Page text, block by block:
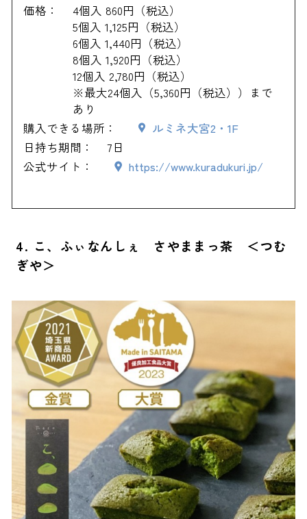
価格：
4個入 860円（税込）
5個入 1,125円（税込）
6個入 1,440円（税込）
8個入 1,920円（税込）
12個入 2,780円（税込）
※最大24個入（5,360円（税込））まで
あり
購入できる場所：
ルミネ大宮2・1F
日持ち期間：
7日
公式サイト：
https://www.kuradukuri.jp/
4. こ、ふぃなんしぇ さやままっ茶 ＜つむ
ぎや＞